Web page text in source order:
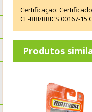
Certificação:
CE-BRI/BRICS 00167-
Produtos